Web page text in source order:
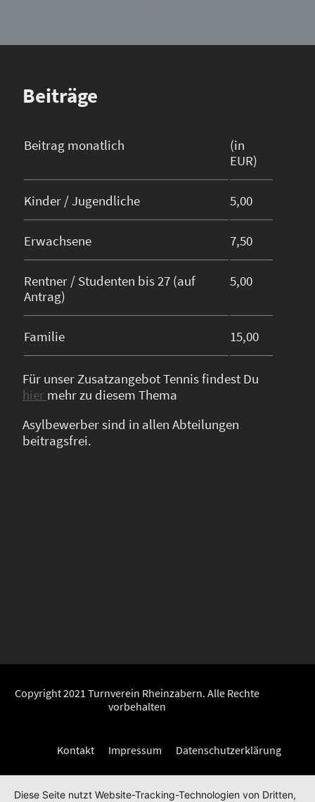
Beiträge
Beitrag monatlich
(in
EUR)
Kinder / Jugendliche 5,00
Erwachsene 7,50
Rentner / Studenten bis 27 (auf
Antrag)
5,00
Familie 15,00
Für unser Zusatzangebot Tennis findest Du
hier mehr zu diesem Thema
Asylbewerber sind in allen Abteilungen
beitragsfrei.
Copyright 2021 Turnverein Rheinzabern. Alle Rechte
vorbehalten
Kontakt Impressum Datenschutzerklärung
Diese Seite nutzt Website-Tracking-Technologien von Dritten,